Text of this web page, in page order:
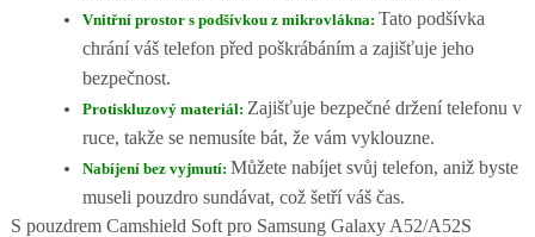
Vnitřní prostor s podšívkou z mikrovlákna: Tato podšívka
chrání váš telefon před poškrábáním a zajišťuje jeho
bezpečnost.
Protiskluzový materiál: Zajišťuje bezpečné držení telefonu v
ruce, takže se nemusíte bát, že vám vyklouzne.
Nabíjení bez vyjmutí: Můžete nabíjet svůj telefon, aniž byste
museli pouzdro sundávat, což šetří váš čas.
S pouzdrem Camshield Soft pro Samsung Galaxy A52/A52S